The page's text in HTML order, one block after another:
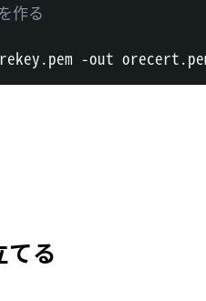
作る
てる